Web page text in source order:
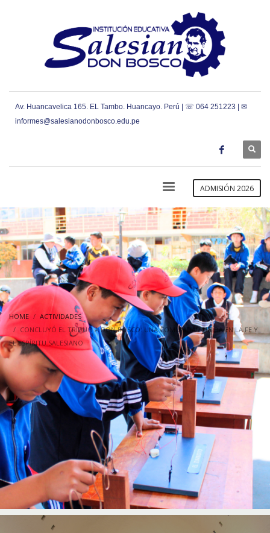
Av. Huancavelica 165. EL Tambo. Huancayo. Perú | ☏ 064 251223 | ✉
informes@salesianodonbosco.edu.pe
ADMISIÓN 2026
HOME
ACTIVIDADES
CONCLUYÓ EL TRIDUO A DON BOSCO: UNA COMUNIDAD UNIDA EN LA FE Y
EL ESPÍRITU SALESIANO